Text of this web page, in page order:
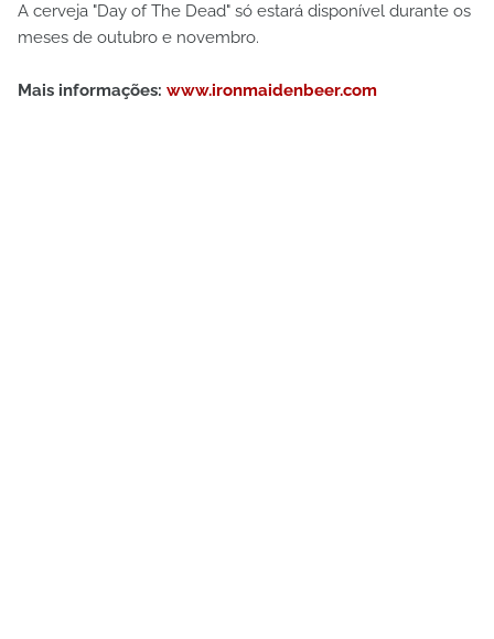
A cerveja "Day of The Dead" só estará disponível durante os
meses de outubro e novembro.
Mais informações: www.ironmaidenbeer.com